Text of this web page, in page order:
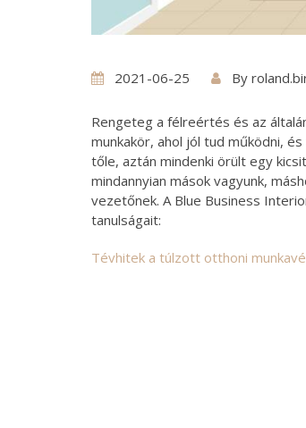
2021-06-25 By
Rengeteg a félreértés és az
munkakör, ahol jól tud működni,
tőle, aztán mindenki örült egy
mindannyian mások vagyunk,
vezetőnek. A Blue Business
tanulságait:
Tévhitek a túlzott otthoni